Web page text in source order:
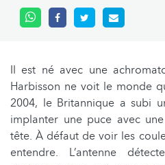
Il est né avec une
Harbisson ne voit le monde
2004, le Britannique a subi
implanter une puce avec
tête. À défaut de voir les
entendre. L’antenne